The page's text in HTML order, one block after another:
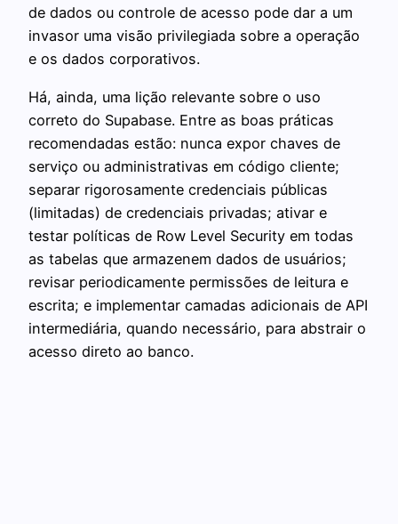
de dados ou controle de acesso pode dar a um
invasor uma visão privilegiada sobre a operação
e os dados corporativos.
Há, ainda, uma lição relevante sobre o uso
correto do Supabase. Entre as boas práticas
recomendadas estão: nunca expor chaves de
serviço ou administrativas em código cliente;
separar rigorosamente credenciais públicas
(limitadas) de credenciais privadas; ativar e
testar políticas de Row Level Security em todas
as tabelas que armazenem dados de usuários;
revisar periodicamente permissões de leitura e
escrita; e implementar camadas adicionais de API
intermediária, quando necessário, para abstrair o
acesso direto ao banco.